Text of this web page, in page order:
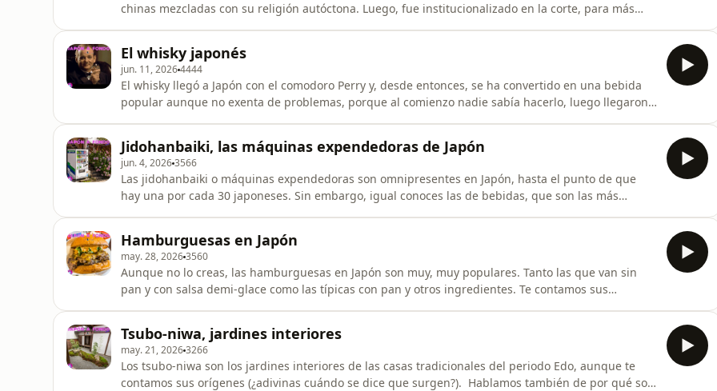
chinas mezcladas con su religión autóctona. Luego, fue institucionalizado en la corte, para más
poco al psicólogo.
El whisky japonés
jun. 11, 20264444
El whisky llegó a Japón con el comodoro Perry y, desde entonces, se ha convertido en una bebida
popular aunque no exenta de problemas, porque al comienzo nadie sabía hacerlo, luego llegaron
carísima). Te habla
Jidohanbaiki, las máquinas expendedoras de Japón
jun. 4, 20263566
Las jidohanbaiki o máquinas expendedoras son omnipresentes en Japón, hasta el punto de que
hay una por cada 30 japoneses. Sin embargo, igual conoces las de bebidas, que son las más
porque esto ha ido cambian
Hamburguesas en Japón
may. 28, 20263560
Aunque no lo creas, las hamburguesas en Japón son muy, muy populares. Tanto las que van sin
pan y con salsa demi-glace como las típicas con pan y otros ingredientes. Te contamos sus
Japonismo mini hablamos de
Tsubo-niwa, jardines interiores
may. 21, 20263266
Los tsubo-niwa son los jardines interiores de las casas tradicionales del periodo Edo, aunque te
contamos sus orígenes (¿adivinas cuándo se dice que surgen?). Hablamos también de por qué son